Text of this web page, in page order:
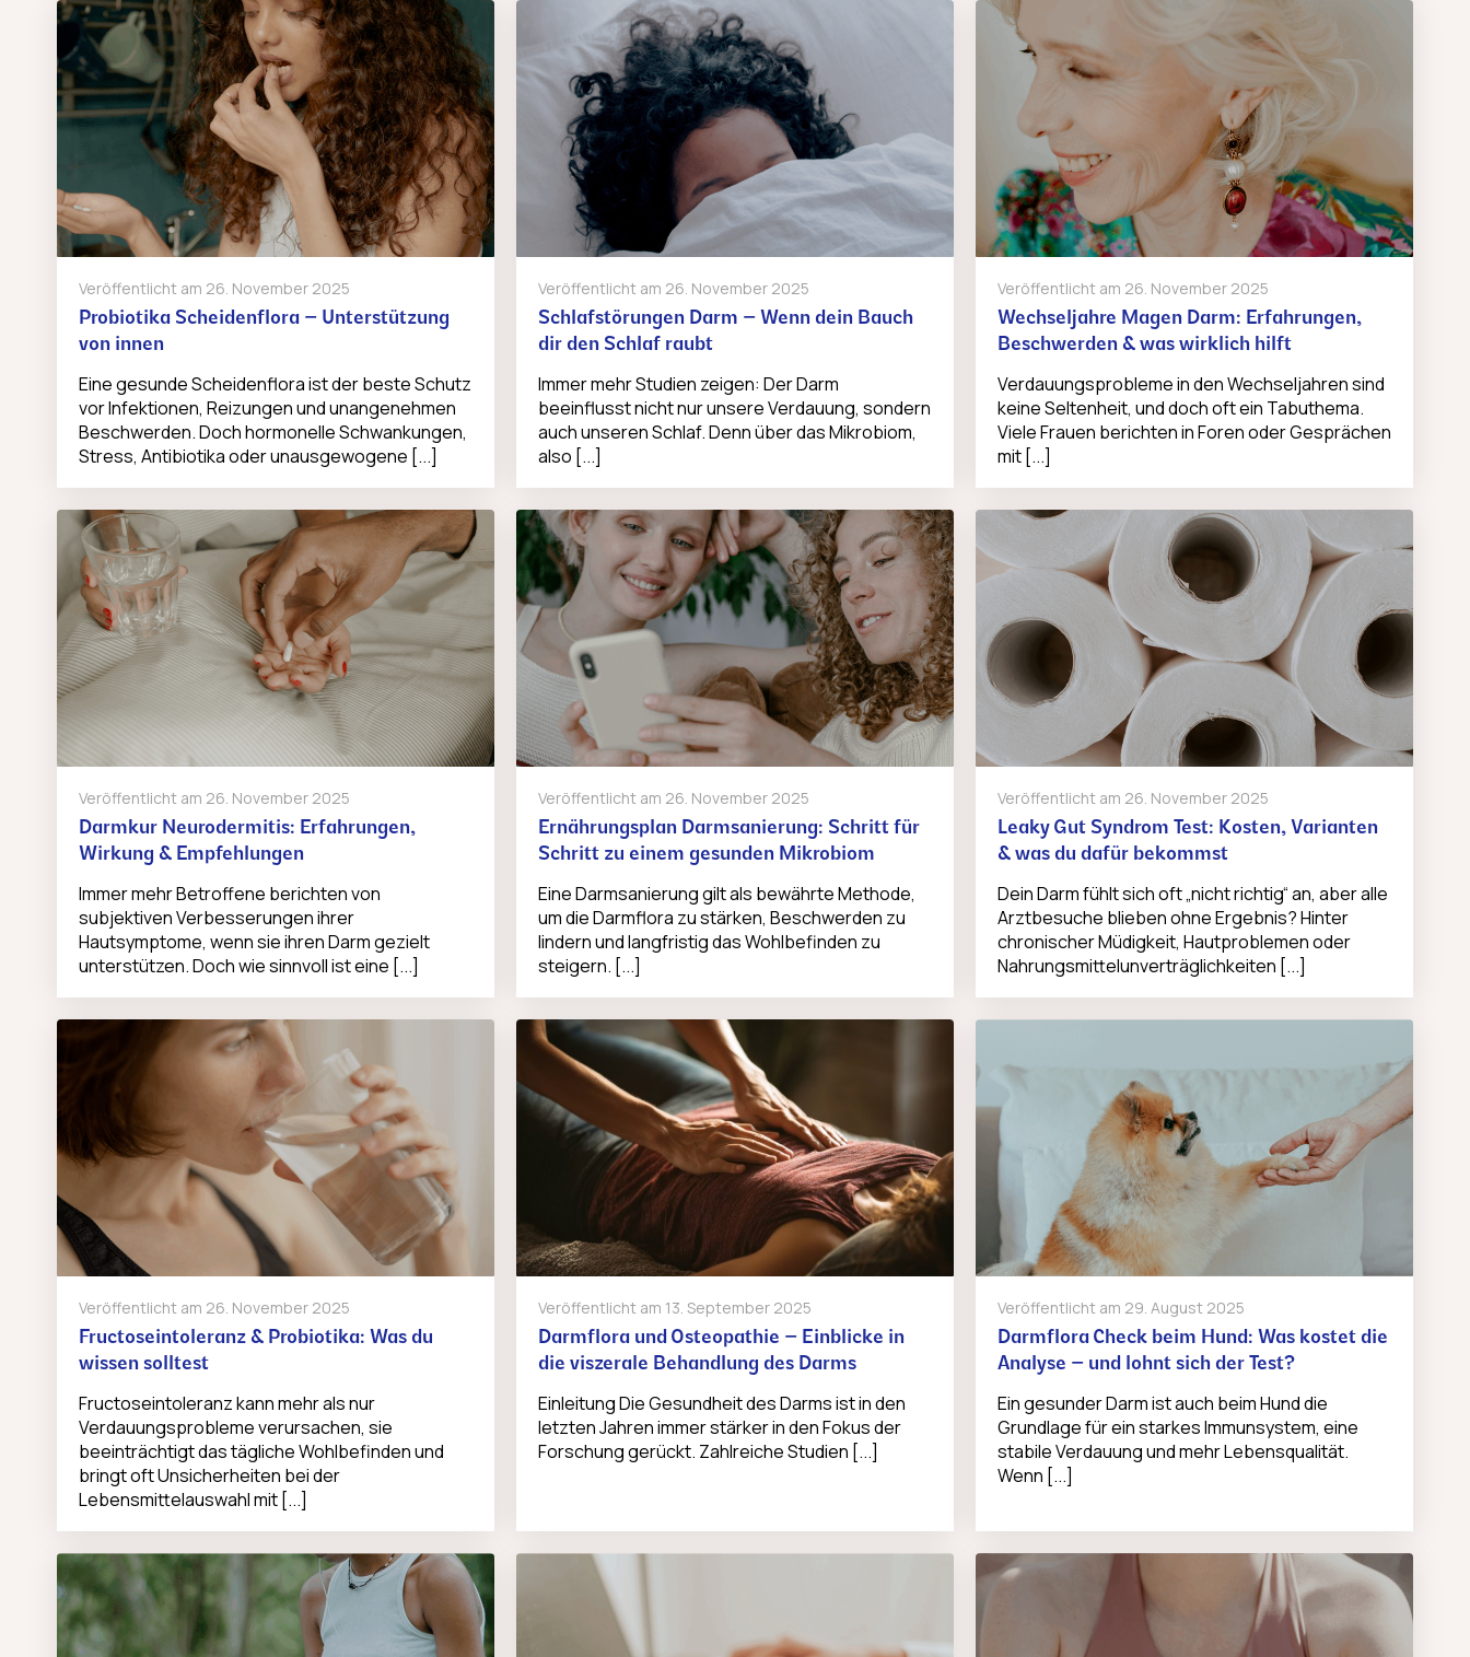
Veröffentlicht am 26. November 2025
Probiotika Scheidenflora – Unterstützung
von innen
Eine gesunde Scheidenflora ist der beste Schutz
vor Infektionen, Reizungen und unangenehmen
Beschwerden. Doch hormonelle Schwankungen,
Stress, Antibiotika oder unausgewogene [...]
Veröffentlicht am 26. November 2025
Schlafstörungen Darm – Wenn dein Bauch
dir den Schlaf raubt
Immer mehr Studien zeigen: Der Darm
beeinflusst nicht nur unsere Verdauung, sondern
auch unseren Schlaf. Denn über das Mikrobiom,
also [...]
Veröffentlicht am 26. November 2025
Wechseljahre Magen Darm: Erfahrungen,
Beschwerden & was wirklich hilft
Verdauungsprobleme in den Wechseljahren sind
keine Seltenheit, und doch oft ein Tabuthema.
Viele Frauen berichten in Foren oder Gesprächen
mit [...]
Veröffentlicht am 26. November 2025
Darmkur Neurodermitis: Erfahrungen,
Wirkung & Empfehlungen
Immer mehr Betroffene berichten von
subjektiven Verbesserungen ihrer
Hautsymptome, wenn sie ihren Darm gezielt
unterstützen. Doch wie sinnvoll ist eine [...]
Veröffentlicht am 26. November 2025
Ernährungsplan Darmsanierung: Schritt für
Schritt zu einem gesunden Mikrobiom
Eine Darmsanierung gilt als bewährte Methode,
um die Darmflora zu stärken, Beschwerden zu
lindern und langfristig das Wohlbefinden zu
steigern. [...]
Veröffentlicht am 26. November 2025
Leaky Gut Syndrom Test: Kosten, Varianten
& was du dafür bekommst
Dein Darm fühlt sich oft „nicht richtig“ an, aber alle
Arztbesuche blieben ohne Ergebnis? Hinter
chronischer Müdigkeit, Hautproblemen oder
Nahrungsmittelunverträglichkeiten [...]
Veröffentlicht am 26. November 2025
Fructoseintoleranz & Probiotika: Was du
wissen solltest
Fructoseintoleranz kann mehr als nur
Verdauungsprobleme verursachen, sie
beeinträchtigt das tägliche Wohlbefinden und
bringt oft Unsicherheiten bei der
Lebensmittelauswahl mit [...]
Veröffentlicht am 13. September 2025
Darmflora und Osteopathie – Einblicke in
die viszerale Behandlung des Darms
Einleitung Die Gesundheit des Darms ist in den
letzten Jahren immer stärker in den Fokus der
Forschung gerückt. Zahlreiche Studien [...]
Veröffentlicht am 29. August 2025
Darmflora Check beim Hund: Was kostet die
Analyse – und lohnt sich der Test?
Ein gesunder Darm ist auch beim Hund die
Grundlage für ein starkes Immunsystem, eine
stabile Verdauung und mehr Lebensqualität.
Wenn [...]